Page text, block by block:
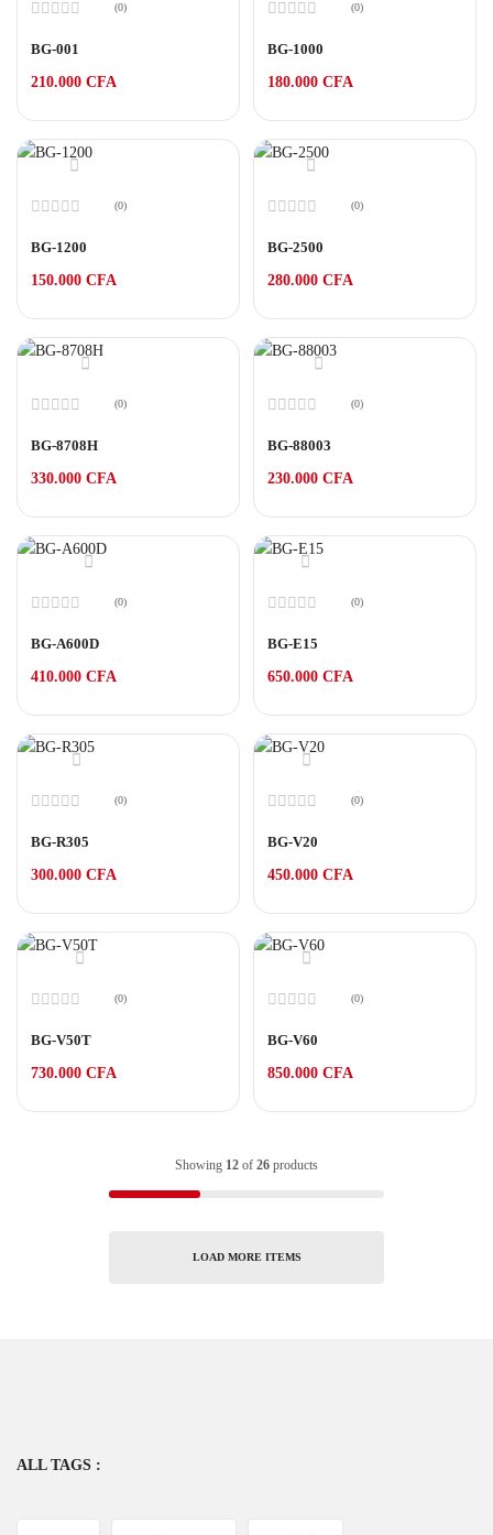
0
5
(0)
BG-001
210.000 CFA
0
5
(0)
BG-1000
180.000 CFA
0
5
(0)
BG-1200
150.000 CFA
0
5
(0)
BG-2500
280.000 CFA
0
5
(0)
BG-8708H
330.000 CFA
0
5
(0)
BG-88003
230.000 CFA
0
5
(0)
BG-A600D
410.000 CFA
0
5
(0)
BG-E15
650.000 CFA
0
5
(0)
BG-R305
300.000 CFA
0
5
(0)
BG-V20
450.000 CFA
0
5
(0)
BG-V50T
730.000 CFA
0
5
(0)
BG-V60
850.000 CFA
Showing 12 of 26 products
LOAD MORE ITEMS
ALL TAGS :